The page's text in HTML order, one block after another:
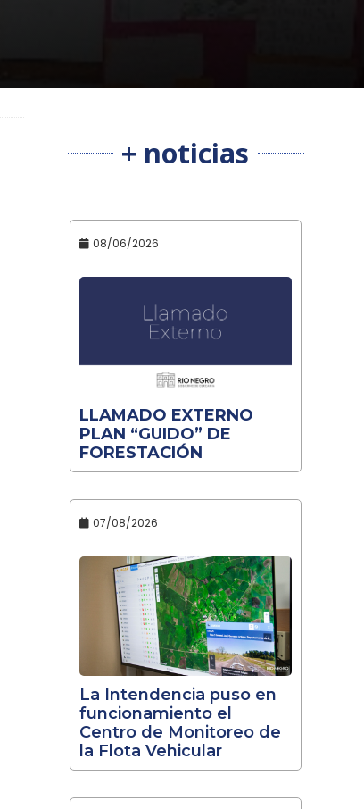
+ noticias
08/06/2026
LLAMADO EXTERNO
PLAN “GUIDO” DE
FORESTACIÓN
07/08/2026
La Intendencia puso en
funcionamiento el
Centro de Monitoreo de
la Flota Vehicular